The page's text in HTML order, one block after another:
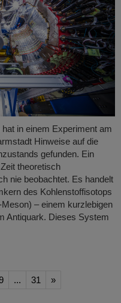
in einem Experiment am
Hinweise auf die
gefunden. Ein
theoretisch
nie beobachtet. Es handelt
des Kohlenstoffisotops
Meson) – einem kurzlebigen
Antiquark. Dieses System
... 31 »